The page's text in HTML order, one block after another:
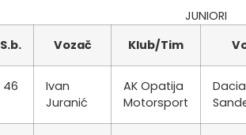
JUNIORI
S.b. Vozač Klub/Tim
46
Ivan
Juranić
AK Opatija
Motorsport
Dacia